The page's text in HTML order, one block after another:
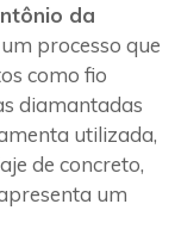
da
processo que
como fio
diamantadas
utilizada,
de concreto,
um